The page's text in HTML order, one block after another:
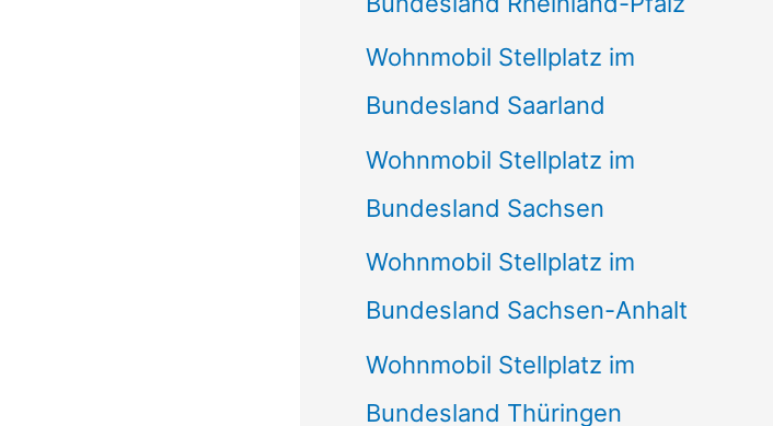
Wohnmobil Stellplatz im
Bundesland Saarland
Wohnmobil Stellplatz im
Bundesland Sachsen
Wohnmobil Stellplatz im
Bundesland Sachsen-Anhalt
Wohnmobil Stellplatz im
Bundesland Thüringen